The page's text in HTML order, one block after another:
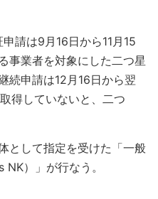
請は9月16日から11月15
事業者を対象にした二つ星
続申請は12月16日から翌
得していないと、二つ
として指定を受けた「一般
）」が行なう。